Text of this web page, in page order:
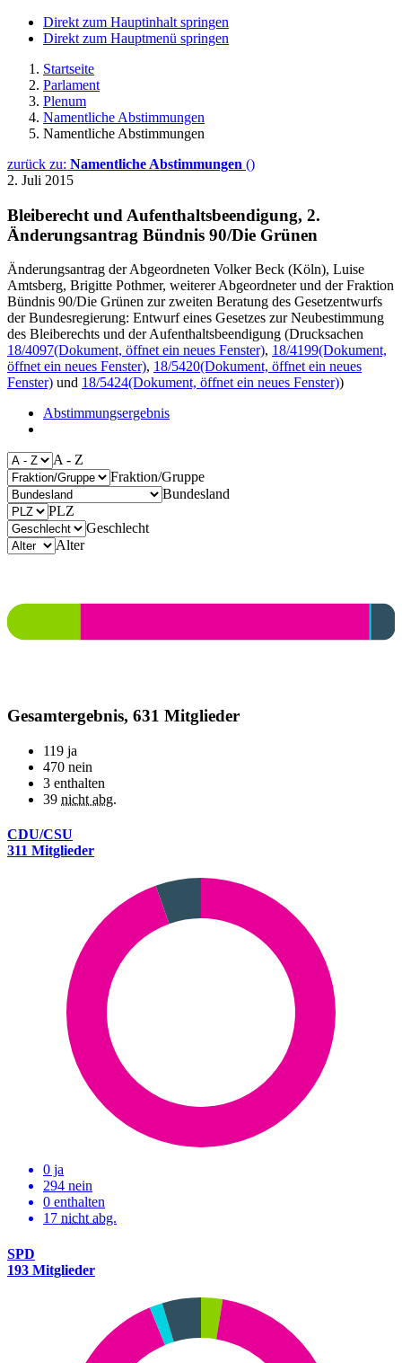
Direkt zum Hauptinhalt springen
Direkt zum Hauptmenü springen
Startseite
Parlament
Plenum
Namentliche Abstimmungen
Namentliche Abstimmungen
zurück zu: Namentliche Abstimmungen ()
2. Juli 2015
Bleiberecht und Aufenthaltsbeendigung, 2.
Änderungsantrag Bündnis 90/Die Grünen
Änderungsantrag der Abgeordneten Volker Beck (Köln), Luise
Amtsberg, Brigitte Pothmer, weiterer Abgeordneter und der Fraktion
Bündnis 90/Die Grünen zur zweiten Beratung des Gesetzentwurfs
der Bundesregierung: Entwurf eines Gesetzes zur Neubestimmung
des Bleiberechts und der Aufenthaltsbeendigung (Drucksachen
18/4097(Dokument, öffnet ein neues Fenster), 18/4199(Dokument,
öffnet ein neues Fenster), 18/5420(Dokument, öffnet ein neues
Fenster) und 18/5424(Dokument, öffnet ein neues Fenster))
Abstimmungsergebnis
A - Z
Fraktion/Gruppe
Bundesland
PLZ
Geschlecht
Alter
Gesamtergebnis, 631 Mitglieder
119 ja
470 nein
3 enthalten
39 nicht abg.
CDU/CSU
311 Mitglieder
0 ja
294 nein
0 enthalten
17 nicht abg.
SPD
193 Mitglieder